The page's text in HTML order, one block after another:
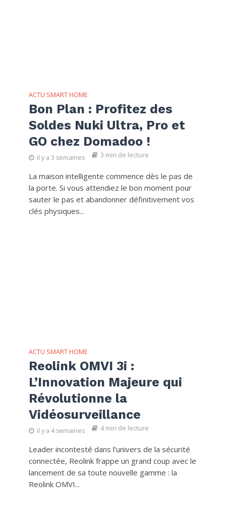
ACTU SMART HOME
Bon Plan : Profitez des
Soldes Nuki Ultra, Pro et
GO chez Domadoo !
il y a 3 semaines 3 min de lecture
La maison intelligente commence dès le pas de
la porte. Si vous attendiez le bon moment pour
sauter le pas et abandonner définitivement vos
clés physiques...
ACTU SMART HOME
Reolink OMVI 3i :
L’Innovation Majeure qui
Révolutionne la
Vidéosurveillance
il y a 4 semaines 4 min de lecture
Leader incontesté dans l’univers de la sécurité
connectée, Reolink frappe un grand coup avec le
lancement de sa toute nouvelle gamme : la
Reolink OMVI...